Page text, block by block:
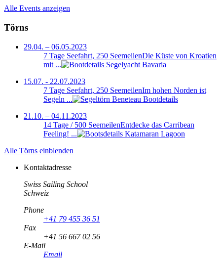
Alle Events anzeigen
Törns
29.04. – 06.05.2023
7 Tage Seefahrt, 250 SeemeilenDie Küste von Kroatien
mit ...
15.07. - 22.07.2023
7 Tage Seefahrt, 250 SeemeilenIm hohen Norden ist
Segeln ...
21.10. – 04.11.2023
14 Tage / 500 SeemeilenEntdecke das Carribean
Feeling! ...
Alle Törns einblenden
Kontaktadresse
Swiss Sailing School
Schweiz
Phone
+41 79 455 36 51
Fax
+41 56 667 02 56
E-Mail
Email